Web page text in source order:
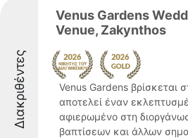
Διακριθέντες
Venus Gardens
Venue, Zakynthos
Venus Gardens βρίσκεται
αποτελεί έναν
αφιερωμένο στη
βαπτίσεων και άλλων